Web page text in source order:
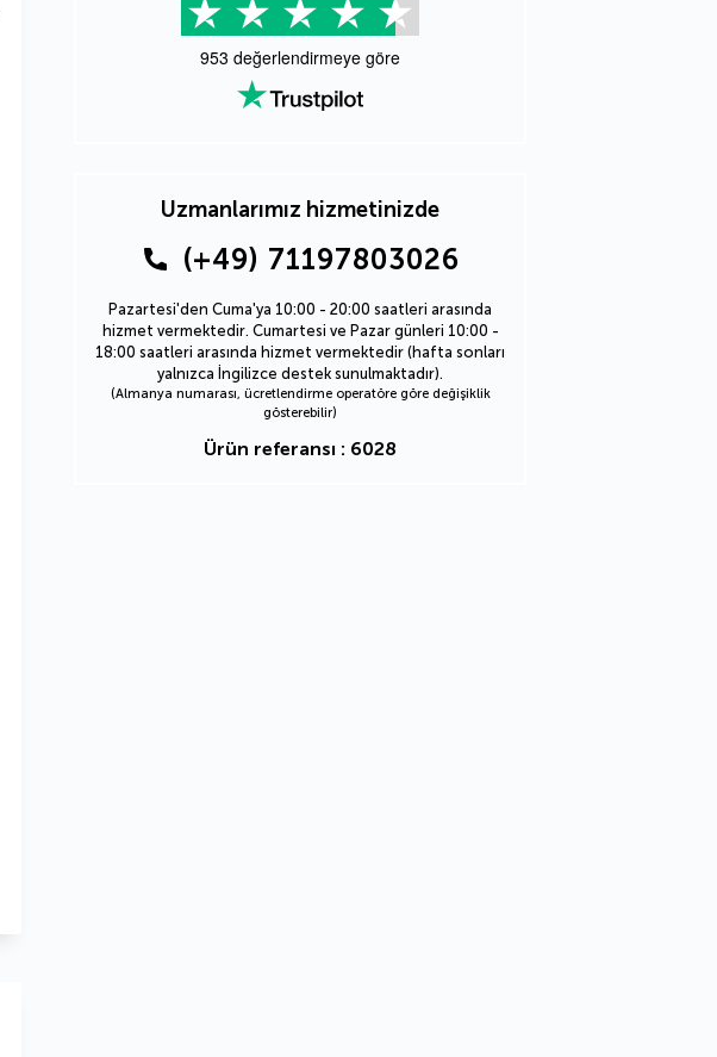
953 değerlendirmeye göre
Uzmanlarımız hizmetinizde
(+49) 71197803026
Pazartesi'den Cuma'ya 10:00 - 20:00 saatleri arasında
hizmet vermektedir. Cumartesi ve Pazar günleri 10:00 -
18:00 saatleri arasında hizmet vermektedir (hafta sonları
yalnızca İngilizce destek sunulmaktadır).
(Almanya numarası, ücretlendirme operatöre göre değişiklik
gösterebilir)
Ürün referansı : 6028